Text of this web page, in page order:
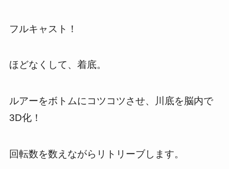
フルキャスト！
ほどなくして、着底。
ルアーをボトムにコツコツさせ、川底を脳内で
3D化！
回転数を数えながらリトリーブします。